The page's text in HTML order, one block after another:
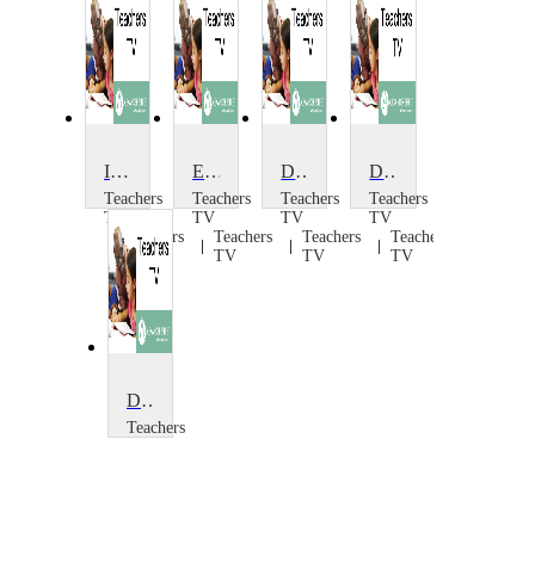
Improving Design Subskills
Teachers
TV
Teachers
TV
Engineering Elegance: Design
Teachers
TV
Teachers
TV
Designed for Learning
Teachers
TV
Teachers
TV
Designing for CAD/CAM 1
Teachers
TV
Teachers
TV
Designing for CAD/CAM 2
Teachers